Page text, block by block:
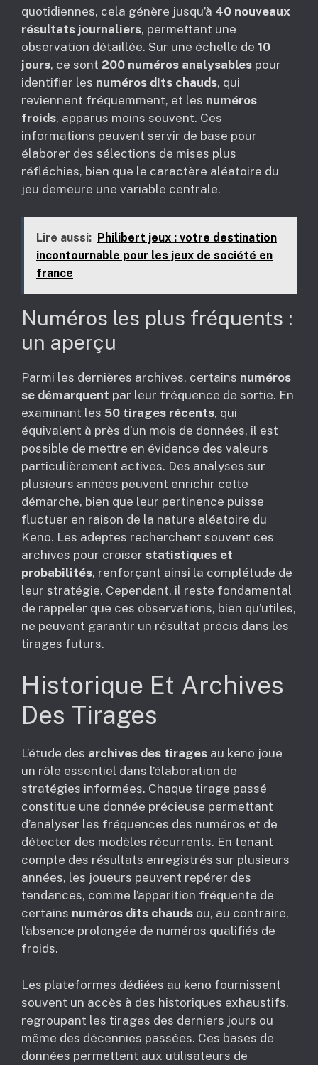
quotidiennes, cela génère jusqu’à 40 nouveaux
résultats journaliers, permettant une
observation détaillée. Sur une échelle de 10
jours, ce sont 200 numéros analysables pour
identifier les numéros dits chauds, qui
reviennent fréquemment, et les numéros
froids, apparus moins souvent. Ces
informations peuvent servir de base pour
élaborer des sélections de mises plus
réfléchies, bien que le caractère aléatoire du
jeu demeure une variable centrale.
Lire aussi: Philibert jeux : votre destination
incontournable pour les jeux de société en
france
Numéros les plus fréquents :
un aperçu
Parmi les dernières archives, certains numéros
se démarquent par leur fréquence de sortie. En
examinant les 50 tirages récents, qui
équivalent à près d’un mois de données, il est
possible de mettre en évidence des valeurs
particulièrement actives. Des analyses sur
plusieurs années peuvent enrichir cette
démarche, bien que leur pertinence puisse
fluctuer en raison de la nature aléatoire du
Keno. Les adeptes recherchent souvent ces
archives pour croiser statistiques et
probabilités, renforçant ainsi la complétude de
leur stratégie. Cependant, il reste fondamental
de rappeler que ces observations, bien qu’utiles,
ne peuvent garantir un résultat précis dans les
tirages futurs.
Historique Et Archives
Des Tirages
L’étude des archives des tirages au keno joue
un rôle essentiel dans l’élaboration de
stratégies informées. Chaque tirage passé
constitue une donnée précieuse permettant
d’analyser les fréquences des numéros et de
détecter des modèles récurrents. En tenant
compte des résultats enregistrés sur plusieurs
années, les joueurs peuvent repérer des
tendances, comme l’apparition fréquente de
certains numéros dits chauds ou, au contraire,
l’absence prolongée de numéros qualifiés de
froids.
Les plateformes dédiées au keno fournissent
souvent un accès à des historiques exhaustifs,
regroupant les tirages des derniers jours ou
même des décennies passées. Ces bases de
données permettent aux utilisateurs de